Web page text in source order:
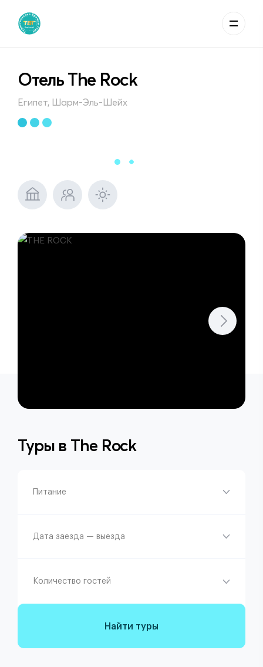
Отель The Rock
Египет, Шарм-Эль-Шейх
Туры в The Rock
Питание
Дата заезда — выезда
Количество гостей
Найти туры